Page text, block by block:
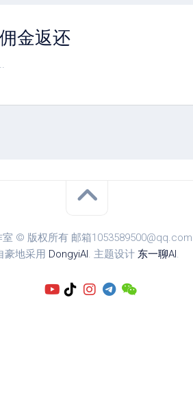
金返还
© 版权所有 邮箱1053589500@qq.com
豪地采用 DongyiAI. 主题设计 东一聊AI.